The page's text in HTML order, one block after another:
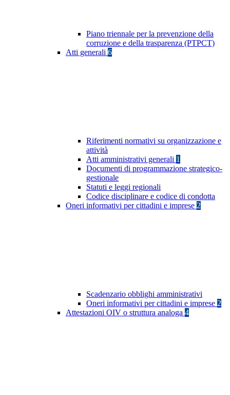
Piano triennale per la prevenzione della
corruzione e della trasparenza (PTPCT)
Atti generali 6
Riferimenti normativi su organizzazione e
attività
Atti amministrativi generali 1
Documenti di programmazione strategico-
gestionale
Statuti e leggi regionali
Codice disciplinare e codice di condotta
Oneri informativi per cittadini e imprese 2
Scadenzario obblighi amministrativi
Oneri informativi per cittadini e imprese 2
Attestazioni OIV o struttura analoga 4